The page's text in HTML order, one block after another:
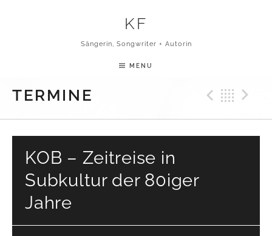
KF
Sängerin, Songwriter + Autorin
MENU
TERMINE
KOB – Zeitreise in
Subkultur der 80iger
Jahre